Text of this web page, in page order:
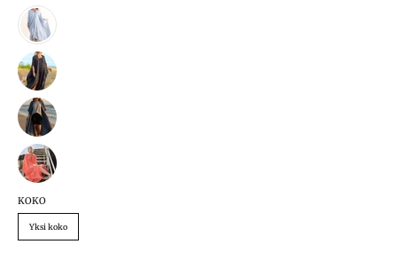
KOKO
Yksi koko